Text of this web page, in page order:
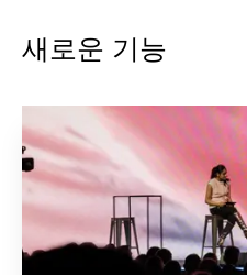
새로운 기능